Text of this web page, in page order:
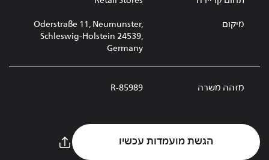
מיקום
Oderstraße 11, Neumunster,
Schleswig-Holstein 24539,
Germany
מזהה משרה R-85989
הגשת מועמדות עכשיו